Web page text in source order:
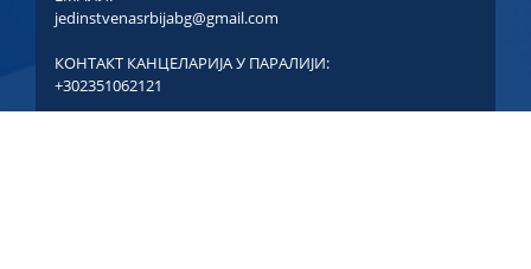
jedinstvenasrbijabg@gmail.com
КОНТАКТ КАНЦЕЛАРИЈА У ПАРАЛИЈИ:
+302351062121